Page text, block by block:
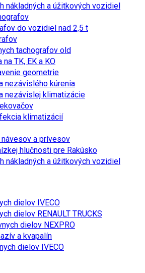
nákladných a úžitkových vozidiel
do vozidiel nad 2,5 t
tachografov old
TK, EK a KO
geometrie
nezávislého kúrenia
nezávislej klimatizácie
klimatizácií
a prívesov
hlučnosti pre Rakúsko
nákladných a úžitkových vozidiel
dielov IVECO
dielov RENAULT TRUCKS
dielov NEXPRO
a kvapalín
dielov IVECO